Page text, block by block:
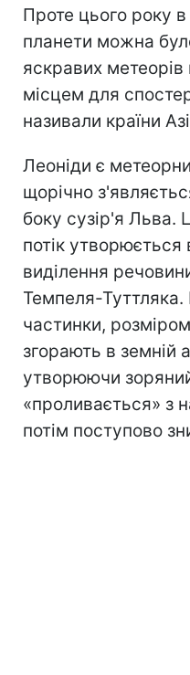
Проте цього року
планети можна
яскравих
місцем для
називали країни
Леоніди є
щорічно
боку сузір'я Льва.
потік утворюється
виділення
Темпеля-Туттляка.
частинки,
згорають в земній
утворюючи
«проливається» з
потім поступово